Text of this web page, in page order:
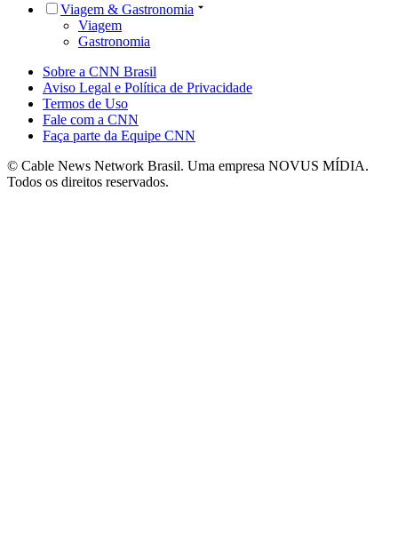
Viagem & Gastronomia
Viagem
Gastronomia
Sobre a CNN Brasil
Aviso Legal e Política de Privacidade
Termos de Uso
Fale com a CNN
Faça parte da Equipe CNN
© Cable News Network Brasil. Uma empresa NOVUS MÍDIA.
Todos os direitos reservados.